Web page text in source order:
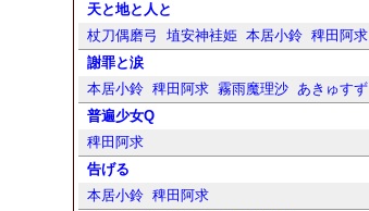
天と地と人と
杖刀偶磨弓
埴安神袿姫 本居小鈴 稗田阿求
謝罪と涙
本居小鈴 稗田阿求 霧雨魔理沙 あきゅすず
普遍少女Q
稗田阿求
告げる
本居小鈴 稗田阿求